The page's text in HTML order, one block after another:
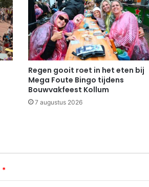
Regen gooit roet in het eten bij
Mega Foute Bingo tijdens
Bouwvakfeest Kollum
7 augustus 2026
*